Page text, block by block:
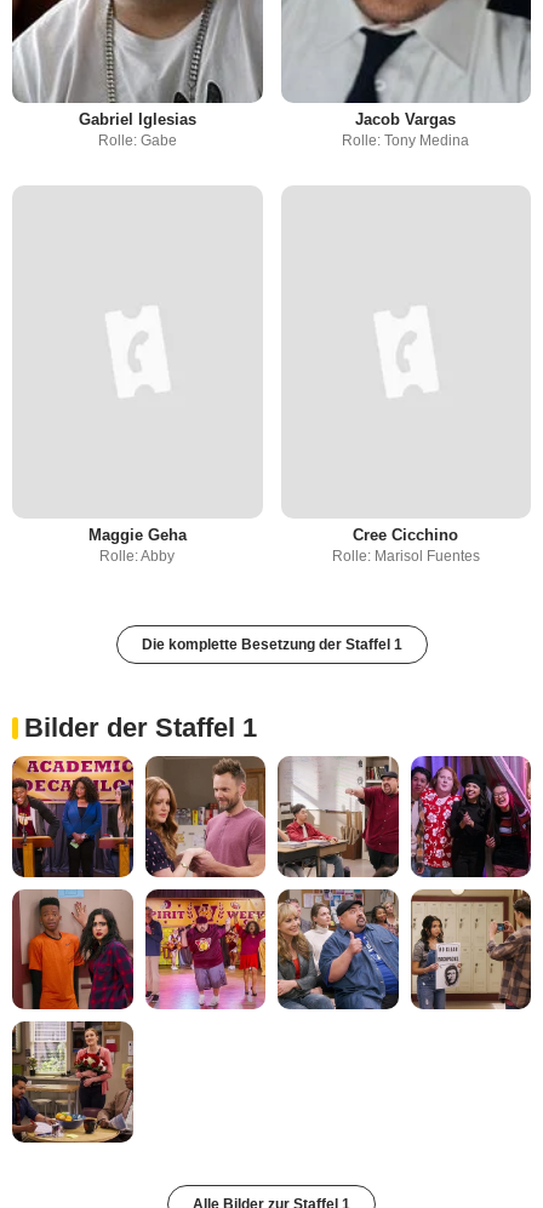
Gabriel Iglesias
Rolle: Gabe
Jacob Vargas
Rolle: Tony Medina
Maggie Geha
Rolle: Abby
Cree Cicchino
Rolle: Marisol Fuentes
Die komplette Besetzung der Staffel 1
Bilder der Staffel 1
Alle Bilder zur Staffel 1